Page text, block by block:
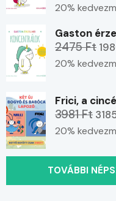
20%
Gaston
2475 Ft
20%
Frici, a
3981 Ft
20%
TOVÁBBI